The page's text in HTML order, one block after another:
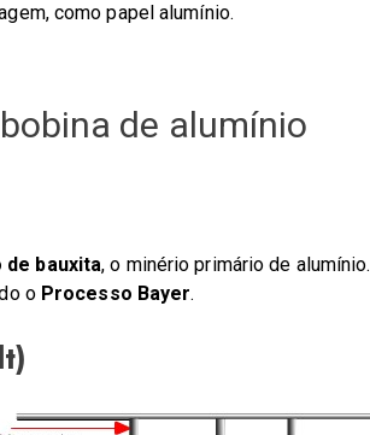
como papel alumínio.
de alumínio
de bauxita, o minério primário de alumínio.
o Processo Bayer.